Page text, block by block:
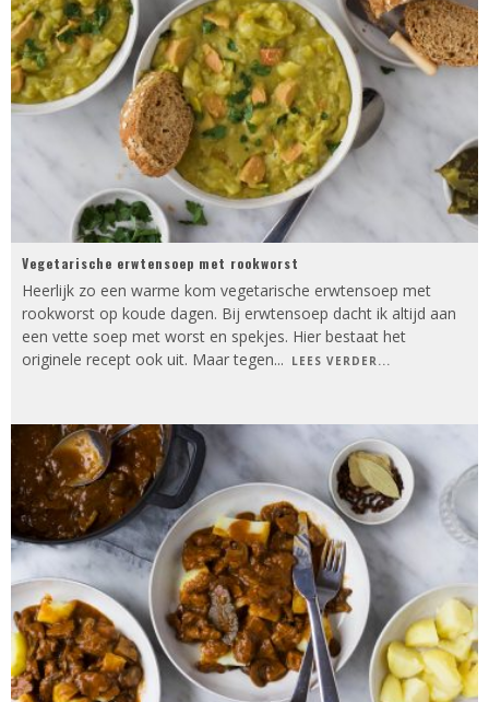
Vegetarische erwtensoep met rookworst
Heerlijk zo een warme kom vegetarische erwtensoep met
rookworst op koude dagen. Bij erwtensoep dacht ik altijd aan
een vette soep met worst en spekjes. Hier bestaat het
originele recept ook uit. Maar tegen... LEES VERDER...